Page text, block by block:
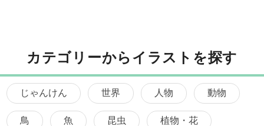
カテゴリーからイラストを探す
じゃんけん 世界 人物 動物
鳥 魚 昆虫 植物・花